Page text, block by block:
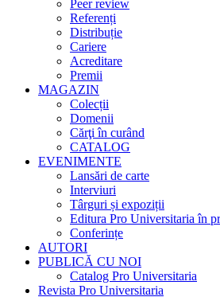
Peer review
Referenți
Distribuție
Cariere
Acreditare
Premii
MAGAZIN
Colecții
Domenii
Cărţi în curând
CATALOG
EVENIMENTE
Lansări de carte
Interviuri
Târguri și expoziții
Editura Pro Universitaria în
Conferințe
AUTORI
PUBLICĂ CU NOI
Catalog Pro Universitaria
Revista Pro Universitaria